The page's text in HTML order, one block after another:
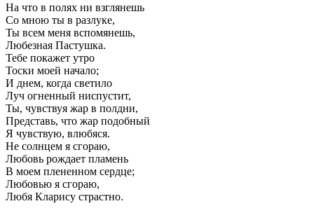
На что в полях ни взглянешь
Со мною ты в разлуке,
Ты всем меня вспомянешь,
Любезная Пастушка.
Тебе покажет утро
Тоски моей начало;
И днем, когда светило
Луч огненный ниспустит,
Ты, чувствуя жар в полдни,
Представь, что жар подобный
Я чувствую, влюбяся.
Не солнцем я сгораю,
Любовь рождает пламень
В моем плененном сердце;
Любовью я сгораю,
Любя Кларису страстно.